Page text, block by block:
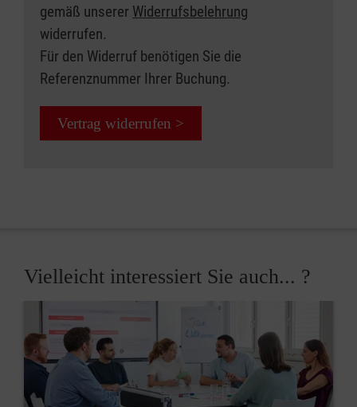
gemäß unserer Widerrufsbelehrung
widerrufen.
Für den Widerruf benötigen Sie die
Referenznummer Ihrer Buchung.
Vertrag widerrufen >
Vielleicht interessiert Sie auch... ?